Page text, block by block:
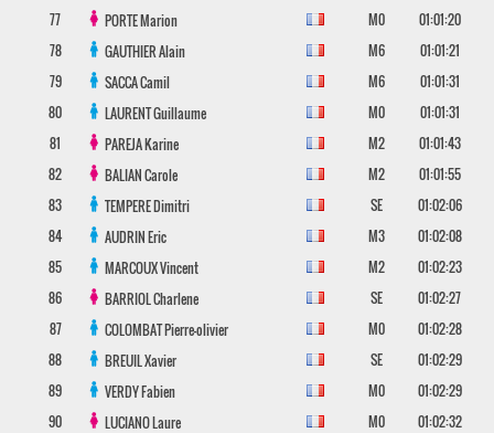
77
PORTEMarion M0
01:01:20
78
GAUTHIERAlain M6
01:01:21
79
SACCACamil M6
01:01:31
80
LAURENTGuillaume M0
01:01:31
81
PAREJAKarine M2
01:01:43
82
BALIANCarole M2
01:01:55
83
TEMPEREDimitri SE
01:02:06
84
AUDRINEric M3
01:02:08
85
MARCOUXVincent M2
01:02:23
86
BARRIOLCharlene SE
01:02:27
87
COLOMBATPierre-olivier M0
01:02:28
88
BREUILXavier SE
01:02:29
89
VERDYFabien M0
01:02:29
90
LUCIANOLaure M0 01:02:32